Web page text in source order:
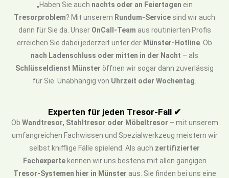
„Haben Sie auch nachts oder an Feiertagen ein
Tresorproblem? Mit unserem Rundum-Service sind wir auch
dann für Sie da. Unser OnCall-Team aus routinierten Profis
erreichen Sie dabei jederzeit unter der Münster-Hotline . Ob
nach Ladenschluss oder mitten in der Nacht – als
Schlüsseldienst Münster öffnen wir sogar dann zuverlässig
für Sie. Unabhängig von Uhrzeit oder Wochentag
Experten für jeden Tresor-Fall ✔
Ob Wandtresor, Stahltresor oder Möbeltresor – mit unserem
umfangreichen Fachwissen und Spezialwerkzeug meistern wir
selbst knifflige Fälle spielend. Als auch zertifizierter
Fachexpertekennen wir uns bestens mit allen gängigen
Tresor-Systemen hier in Münster aus. Sie finden bei uns eine